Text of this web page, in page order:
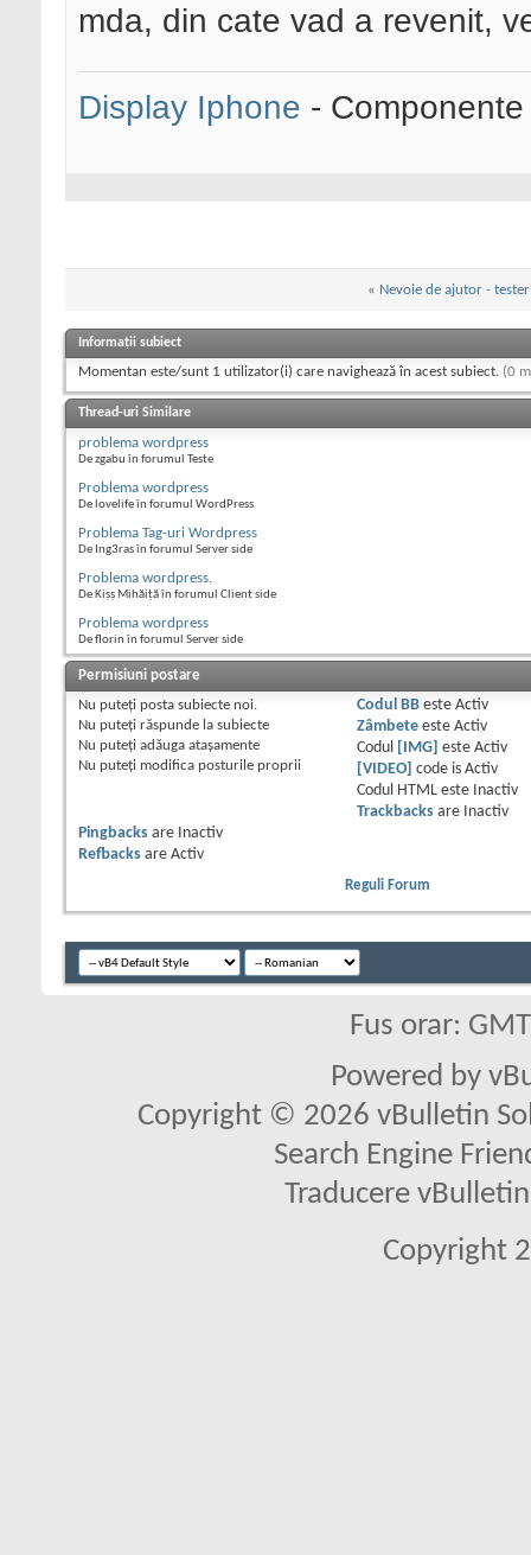
mda, din cate vad a revenit,
Display Iphone -
« Nevoie de ajutor -
Informații subiect
Momentan este/sunt 1 utilizator(i) care navighează în acest subiect. (0
Thread-uri Similare
problema wordpress
De zgabu în forumul Teste
Problema wordpress
De lovelife în forumul WordPress
Problema Tag-uri Wordpress
De Ing3ras în forumul Server side
Problema wordpress.
De Kișș Mihăiță în forumul Client side
Problema wordpress
De florin în forumul Server side
Permisiuni postare
Nu puteţi posta subiecte noi.
Nu puteţi răspunde la subiecte
Nu puteţi adăuga ataşamente
Nu puteţi modifica posturile proprii
Codul BBeste Activ
Zâmbeteeste Activ
Codul
[IMG] este Activ
[VIDEO]
code is Activ
Codul HTML este
Inactiv
Trackbacksare
Inactiv
Pingbacks are
Inactiv
Refbacks are Activ
Reguli Forum
Fus orar:
Powered by
Copyright © 2026 vBulletin
Search Engine
Traducere
Copyright